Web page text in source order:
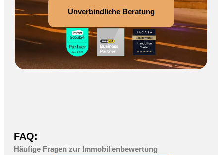
Unverbindliche Beratung
FAQ:
Häufige Fragen zur Immobilienbewertung